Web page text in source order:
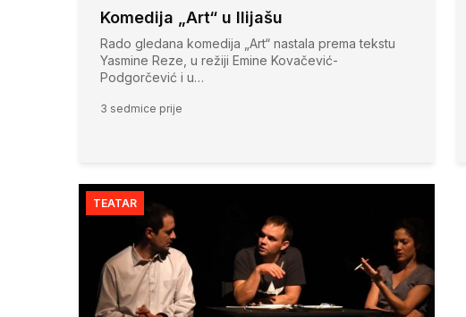
Komedija „Art“ u Ilijašu
Rado gledana komedija „Art“ nastala prema tekstu
Yasmine Reze, u režiji Emine Kovačević-
Podgorčević i u…
3 sedmice prije
TEATAR